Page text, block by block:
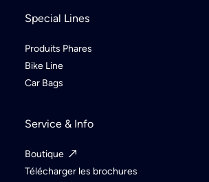
Special Lines
Produits Phares
Bike Line
Car Bags
Service & Info
Boutique
Télécharger les brochures